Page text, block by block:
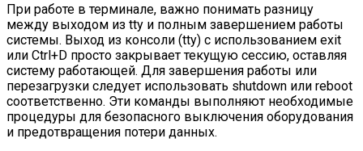
При работе в терминале, важно понимать разницу
между выходом из tty и полным завершением работы
системы. Выход из консоли (tty) с использованием exit
или Ctrl+D просто закрывает текущую сессию, оставляя
систему работающей. Для завершения работы или
перезагрузки следует использовать shutdown или reboot
соответственно. Эти команды выполняют необходимые
процедуры для безопасного выключения оборудования
и предотвращения потери данных.